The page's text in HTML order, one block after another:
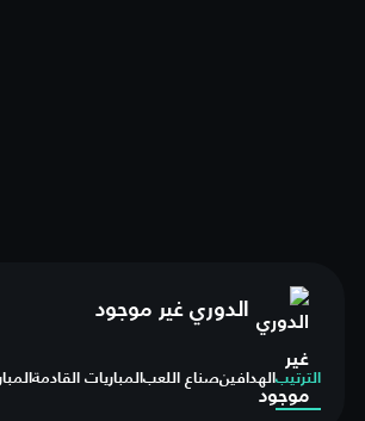
الدوري غير موجود
الترتيبالهدافينصناع اللعبالمباريات القادمة